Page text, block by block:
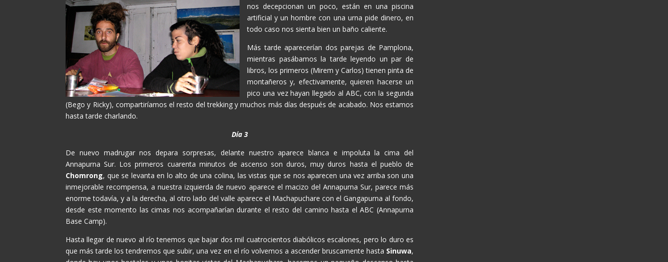
nos decepcionan un poco, están en una piscina
artificial y un hombre con una urna pide dinero, en
todo caso nos sienta bien un baño caliente.
Más tarde aparecerían dos parejas de Pamplona,
mientras pasábamos la tarde leyendo un par de
libros, los primeros (Mirem y Carlos) tienen pinta de
montañeros y, efectivamente, quieren hacerse un
pico una vez hayan llegado al ABC, con la segunda
(Bego y Ricky), compartiríamos el resto del trekking y muchos más días después de acabado. Nos estamos
hasta tarde charlando.
Día 3
De nuevo madrugar nos depara sorpresas, delante nuestro aparece blanca e impoluta la cima del
Annapurna Sur. Los primeros cuarenta minutos de ascenso son duros, muy duros hasta el pueblo de
Chomrong, que se levanta en lo alto de una colina, las vistas que se nos aparecen una vez arriba son una
inmejorable recompensa, a nuestra izquierda de nuevo aparece el macizo del Annapurna Sur, parece más
enorme todavía, y a la derecha, al otro lado del valle aparece el Machapuchare con el Gangapurna al fondo,
desde este momento las cimas nos acompañarían durante el resto del camino hasta el ABC (Annapurna
Base Camp).
Hasta llegar de nuevo al río tenemos que bajar dos mil cuatrocientos diabólicos escalones, pero lo duro es
que más tarde los tendremos que subir, una vez en el río volvemos a ascender bruscamente hasta Sinuwa,